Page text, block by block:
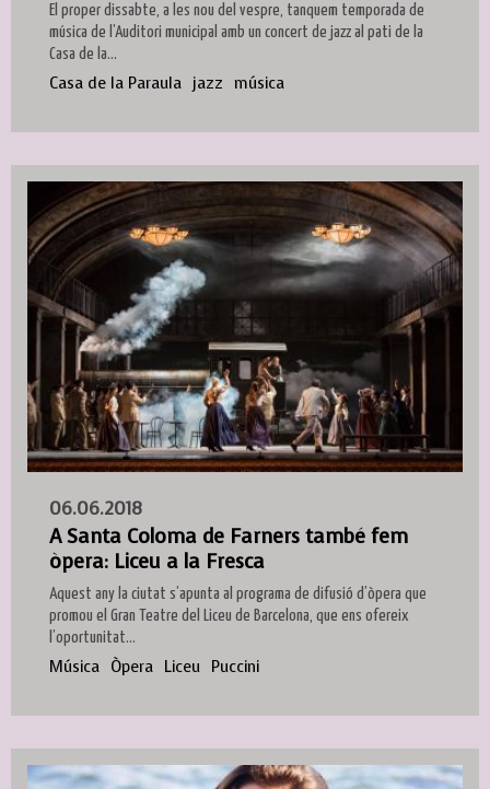
El proper dissabte, a les nou del vespre, tanquem temporada de
música de l’Auditori municipal amb un concert de jazz al pati de la
Casa de la...
Casa de la Paraula jazz música
06.06.2018
A Santa Coloma de Farners també fem
òpera: Liceu a la Fresca
Aquest any la ciutat s’apunta al programa de difusió d’òpera que
promou el Gran Teatre del Liceu de Barcelona, que ens ofereix
l’oportunitat...
Música Òpera Liceu Puccini